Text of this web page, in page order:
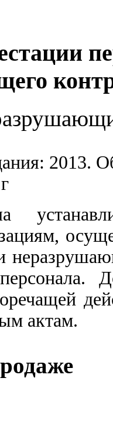
2013.
актам.